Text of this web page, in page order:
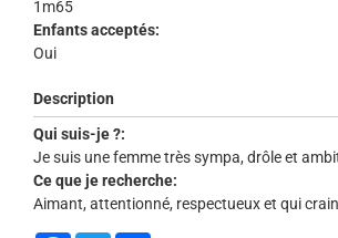
1m65
Enfants acceptés:
Oui
Description
Qui suis-je ?:
Je suis une femme très sympa, drôle et
Ce que je recherche:
Aimant, attentionné, respectueux et qui